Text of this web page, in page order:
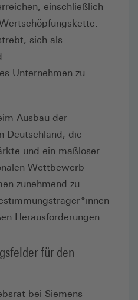
einschließlich
sich als
Unternehmen zu
Ausbau der
Deutschland, die
und ein maßloser
Wettbewerb
zunehmend zu
Herausforderungen.
für den
bei Siemens